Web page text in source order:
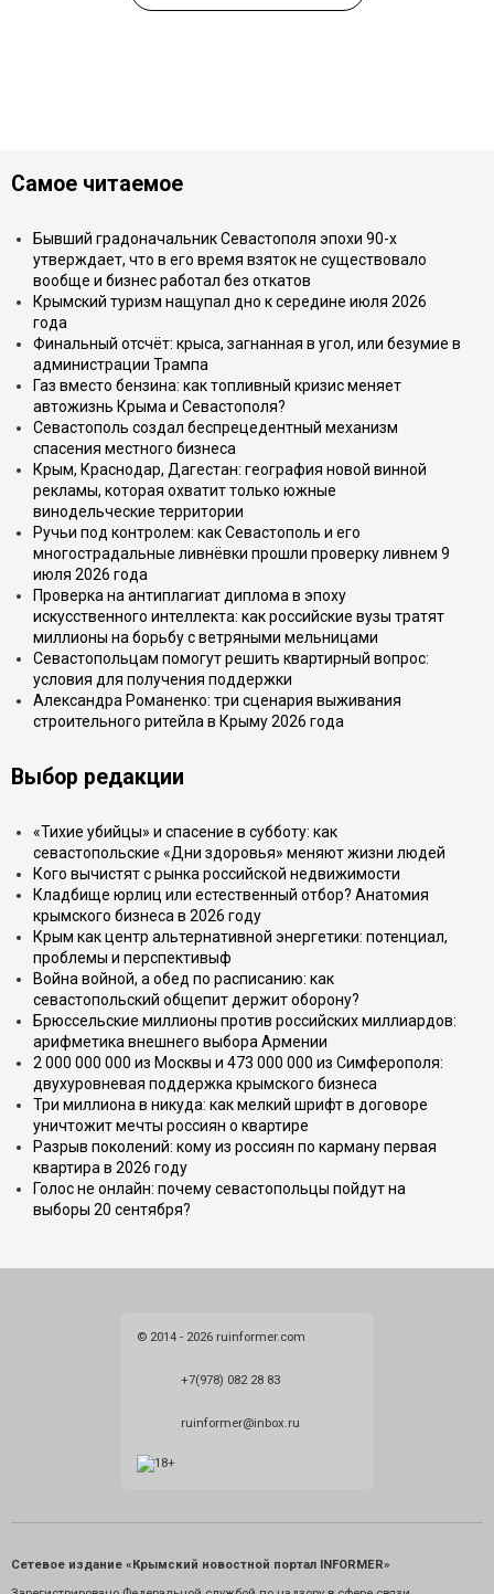
Самое читаемое
Бывший градоначальник Севастополя эпохи 90-х
утверждает, что в его время взяток не существовало
вообще и бизнес работал без откатов
Крымский туризм нащупал дно к середине июля 2026
года
Финальный отсчёт: крыса, загнанная в угол, или безумие в
администрации Трампа
Газ вместо бензина: как топливный кризис меняет
автожизнь Крыма и Севастополя?
Севастополь создал беспрецедентный механизм
спасения местного бизнеса
Крым, Краснодар, Дагестан: география новой винной
рекламы, которая охватит только южные
винодельческие территории
Ручьи под контролем: как Севастополь и его
многострадальные ливнёвки прошли проверку ливнем 9
июля 2026 года
Проверка на антиплагиат диплома в эпоху
искусственного интеллекта: как российские вузы тратят
миллионы на борьбу с ветряными мельницами
Севастопольцам помогут решить квартирный вопрос:
условия для получения поддержки
Александра Романенко: три сценария выживания
строительного ритейла в Крыму 2026 года
Выбор редакции
«Тихие убийцы» и спасение в субботу: как
севастопольские «Дни здоровья» меняют жизни людей
Кого вычистят с рынка российской недвижимости
Кладбище юрлиц или естественный отбор? Анатомия
крымского бизнеса в 2026 году
Крым как центр альтернативной энергетики: потенциал,
проблемы и перспективыф
Война войной, а обед по расписанию: как
севастопольский общепит держит оборону?
Брюссельские миллионы против российских миллиардов:
арифметика внешнего выбора Армении
2 000 000 000 из Москвы и 473 000 000 из Симферополя:
двухуровневая поддержка крымского бизнеса
Три миллиона в никуда: как мелкий шрифт в договоре
уничтожит мечты россиян о квартире
Разрыв поколений: кому из россиян по карману первая
квартира в 2026 году
Голос не онлайн: почему севастопольцы пойдут на
выборы 20 сентября?
© 2014 - 2026 ruinformer.com
+7(978) 082 28 83
ruinformer@inbox.ru
Сетевое издание «Крымский новостной портал INFORMER»